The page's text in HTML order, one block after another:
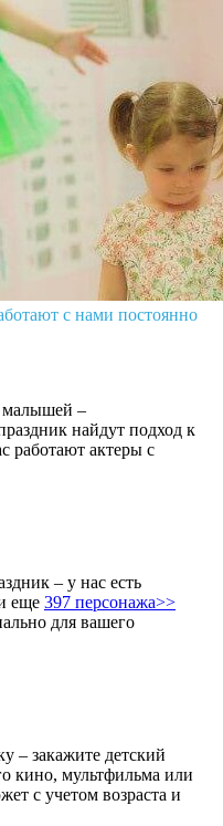
с нами постоянно
малышей –
найдут подход к
работают актеры с
– у нас есть
еще 397 персонажа>>
для вашего
– закажите детский
кино, мультфильма или
с учетом возраста и